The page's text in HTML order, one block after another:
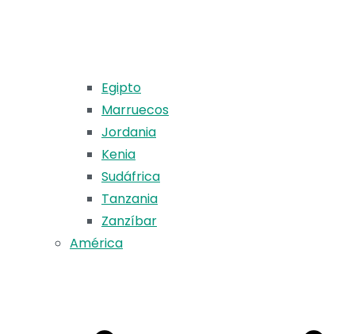
Egipto
Marruecos
Jordania
Kenia
Sudáfrica
Tanzania
Zanzíbar
América